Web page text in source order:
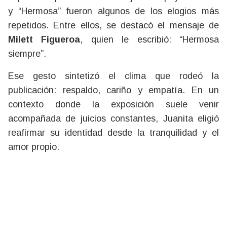
y “Hermosa” fueron algunos de los elogios más
repetidos. Entre ellos, se destacó el mensaje de
Milett Figueroa, quien le escribió: “Hermosa
siempre”.
Ese gesto sintetizó el clima que rodeó la
publicación: respaldo, cariño y empatía. En un
contexto donde la exposición suele venir
acompañada de juicios constantes, Juanita eligió
reafirmar su identidad desde la tranquilidad y el
amor propio.